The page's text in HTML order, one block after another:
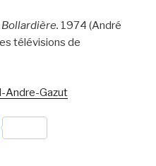
1974 (André
télévisions de
Andre-Gazut
P